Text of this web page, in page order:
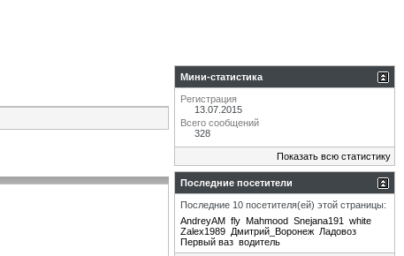
Мини-статистика
Регистрация
13.07.2015
Всего сообщений
328
Показать всю статистику
Последние посетители
Последние 10 посетителя(ей) этой страницы:
AndreyAM fly Mahmood Snejana191
white
Zalex1989 Дмитрий_Воронеж Ладовоз
Первый ваз водитель